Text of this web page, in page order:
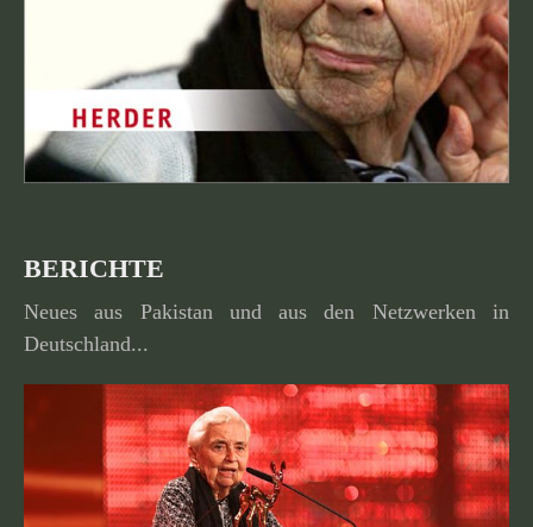
BERICHTE
Neues aus Pakistan und aus den Netzwerken in
Deutschland...